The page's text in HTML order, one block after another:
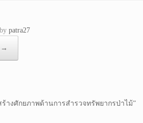
by patra27
→
ร้างศักยภาพด้านการสำรวจทรัพยากรป่าไม้”